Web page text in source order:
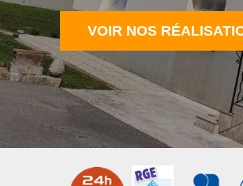
VOIR NOS